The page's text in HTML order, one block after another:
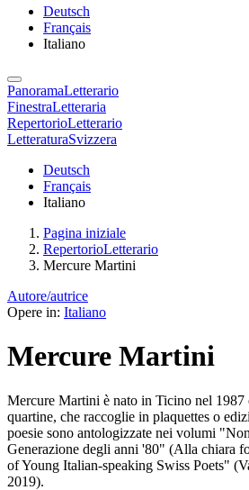
Deutsch
Français
Italiano
PanoramaLetterario
FinestraLetteraria
RepertorioLetterario
LetteraturaSvizzera
Deutsch
Français
Italiano
Pagina iniziale
RepertorioLetterario
Mercure Martini
Autore/autrice
Opere in: Italiano
Mercure Martini
Mercure Martini è nato in Ticino nel
quartine, che raccoglie in plaquettes o
poesie sono antologizzate nei volumi
Generazione degli anni '80" (Alla chiara
of Young Italian-speaking Swiss Poets"
2019).